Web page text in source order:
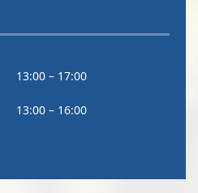
13:00 – 17:00
13:00 – 16:00